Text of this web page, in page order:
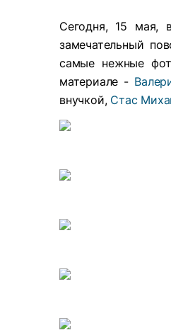
Сегодня, 15 мая,
замечательный
самые нежные
материале -
внучкой, Стас